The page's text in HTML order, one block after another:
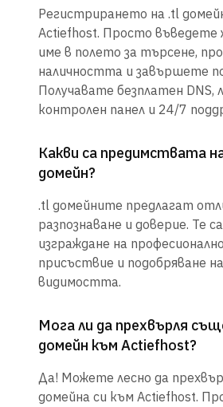
Регистрирането на .tl
Actiefhost. Просто въведете
име в полето за търсене,
наличността и завършете
Получавате безплатен DNS,
контролен панел и 24/7
Какви са предимствата
домейн?
.tl домейните предлагат
разпознаване и доверие. Те
изграждане на
присъствие и подобряване на
видимостта.
Мога ли да прехвърля
домейн към Actiefhost?
Да! Можете лесно да
домейна си към Actiefhost.